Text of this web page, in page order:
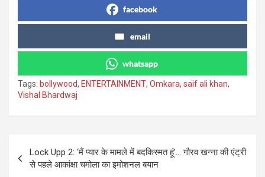
facebook
email
whatsapp
Tags: bollywood, ENTERTAINMENT, Omkara, saif ali khan,
Vishal Bhardwaj
navigation
Lock Upp 2: ‘मैं प्यार के मामले में बदकिस्मत हूं’… गौरव खन्ना की एंट्री
से पहले आकांक्षा चमोला का इमोशनल बयान